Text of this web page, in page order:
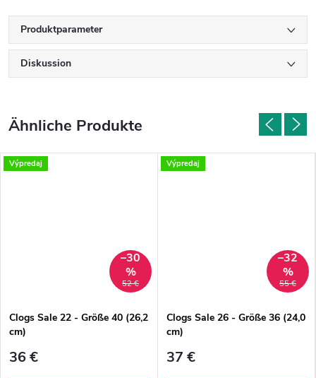
Produktparameter
Diskussion
Výpredaj
52 €
–30
%
Clogs Sale 22 - Größe 40 (26,2
cm)
36 €
Výpredaj
55 €
–32
%
Clogs Sale 26 - Größe 36 (24,0
cm)
37 €